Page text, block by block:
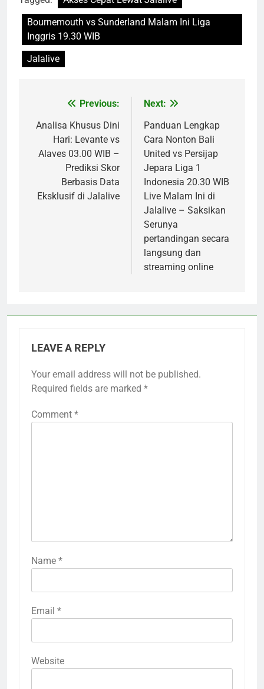
Bournemouth vs Sunderland Malam Ini Liga
Inggris 19.30 WIB
Jalalive
navigation
Previous:
Analisa Khusus Dini
Hari: Levante vs
Alaves 03.00 WIB –
Prediksi Skor
Berbasis Data
Eksklusif di Jalalive
Next:
Panduan Lengkap
Cara Nonton Bali
United vs Persijap
Jepara Liga 1
Indonesia 20.30 WIB
Live Malam Ini di
Jalalive – Saksikan
Serunya
pertandingan secara
langsung dan
streaming online
LEAVE A REPLY
Your email address will not be published.
Required fields are marked *
Comment *
Name *
Email *
Website